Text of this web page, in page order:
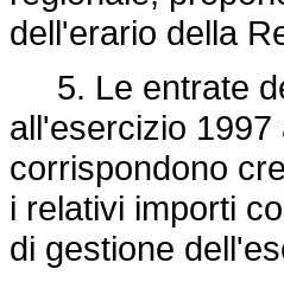
dell'erario della
5. Le entrate
all'esercizio
corrispondono
i relativi importi
di gestione